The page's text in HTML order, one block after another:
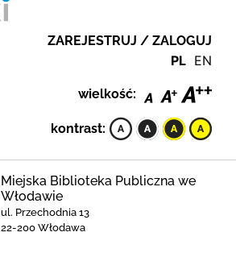
ZAREJESTRUJ / ZALOGUJ
PL EN
wielkość:
kontrast:
Miejska Biblioteka Publiczna we
Włodawie
ul. Przechodnia 13
22-200 Włodawa